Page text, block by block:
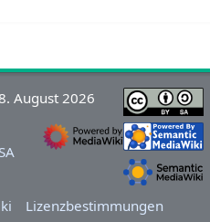
August 2026
Lizenzbestimmungen